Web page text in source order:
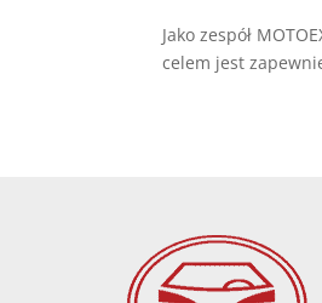
Jako zespół
celem jest